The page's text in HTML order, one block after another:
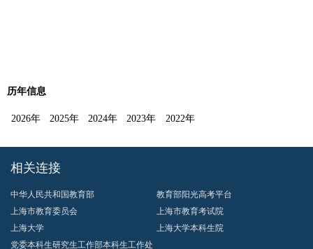
历年信息
2026年 2025年 2024年 2023年 2022年
相关连接
中华人民共和国教育部
教育部阳光高考平台
上海市教育委员会
上海市教育考试院
上海大学
上海大学本科生院
党委本科生研究生工作部本科生工作处